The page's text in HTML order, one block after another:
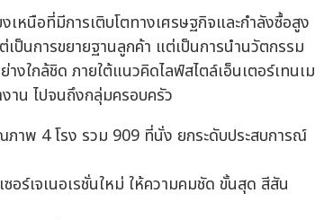
หนือที่มีการเติบโตทางเศรษฐกิจและกำลังซื้อสูง
ป็นการขยายฐานลูกค้า แต่เป็นการนำนวัตกรรม
ใกล้ชิด ภายใต้แนวคิดไลฟ์สไตล์เอ็นเตอร์เทนเม
าน ไปจนถึงกลุ่มครอบครัว
าพ 4 โรง รวม 909 ที่นั่ง ยกระดับประสบการณ์
อร์เจเนอเรชั่นใหม่ ให้ความคมชัด ขั้นสุด สีสัน